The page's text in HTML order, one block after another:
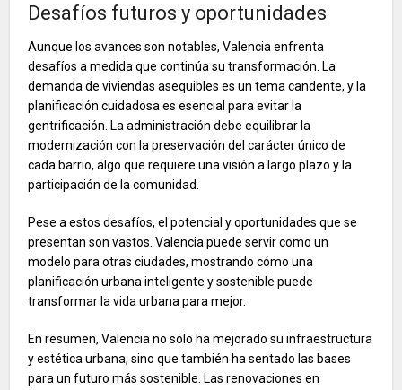
Desafíos futuros y oportunidades
Aunque los avances son notables, Valencia enfrenta
desafíos a medida que continúa su transformación. La
demanda de viviendas asequibles es un tema candente, y la
planificación cuidadosa es esencial para evitar la
gentrificación. La administración debe equilibrar la
modernización con la preservación del carácter único de
cada barrio, algo que requiere una visión a largo plazo y la
participación de la comunidad.
Pese a estos desafíos, el potencial y oportunidades que se
presentan son vastos. Valencia puede servir como un
modelo para otras ciudades, mostrando cómo una
planificación urbana inteligente y sostenible puede
transformar la vida urbana para mejor.
En resumen, Valencia no solo ha mejorado su infraestructura
y estética urbana, sino que también ha sentado las bases
para un futuro más sostenible. Las renovaciones en